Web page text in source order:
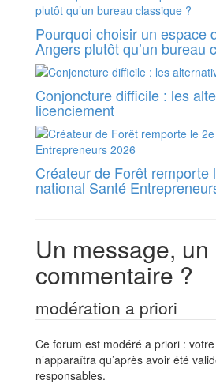
Pourquoi choisir un espace
Angers plutôt qu’un bureau
Conjoncture difficile : les
licenciement
Créateur de Forêt remporte
national Santé
Un message, un
commentaire ?
modération a priori
Ce forum est modéré a priori :
n’apparaîtra qu’après avoir été
responsables.